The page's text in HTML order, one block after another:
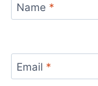
Name *
Email *